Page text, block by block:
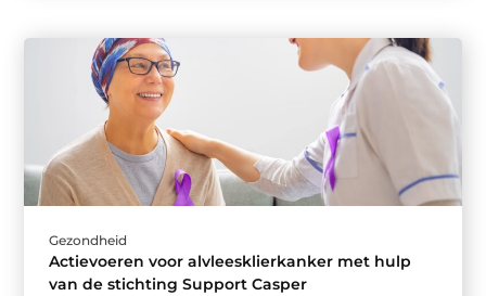
Gezondheid
Actievoeren voor alvleesklierkanker met hulp
van de stichting Support Casper